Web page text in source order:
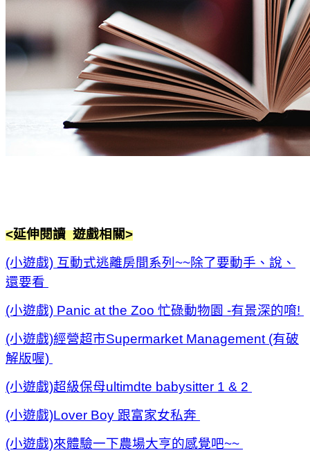
<延伸閱讀 遊戲相關>
(小遊戲) 互動式逃離房間系列~~除了要動手、說、
還要看
(小遊戲) Panic at the Zoo 忙碌動物園 -有景深的唷!
(小遊戲)經營超市Supermarket Management (有破
解版喔)
(小遊戲)超級保母ultimdte babysitter 1 & 2
(小遊戲)Lover Boy 跟富家女私奔
(小遊戲)來體驗一下農場大亨的感覺吧~~